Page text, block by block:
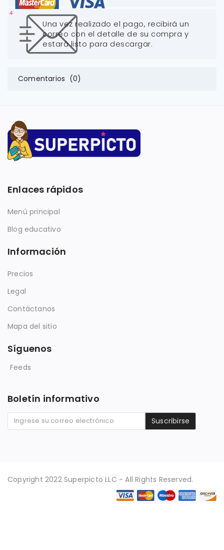
4
Una vez realizado el pago, recibirá un
correo con el detalle de su compra y
estará listo para descargar.
Comentarios (0)
Enlaces rápidos
Menú principal
Blog educativo
Información
Precios
Legal
Contáctanos
Mapa del sitio
Síguenos
Feeds
Boletín informativo
Suscribirse
Copyright 2022 Superpicto LLC - All Rights Reserved.